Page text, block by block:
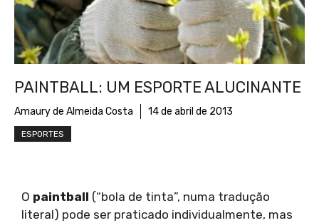
PAINTBALL: UM ESPORTE ALUCINANTE
Amaury de Almeida Costa 14 de abril de 2013
ESPORTES
O paintball (“bola de tinta”, numa tradução
literal) pode ser praticado individualmente, mas